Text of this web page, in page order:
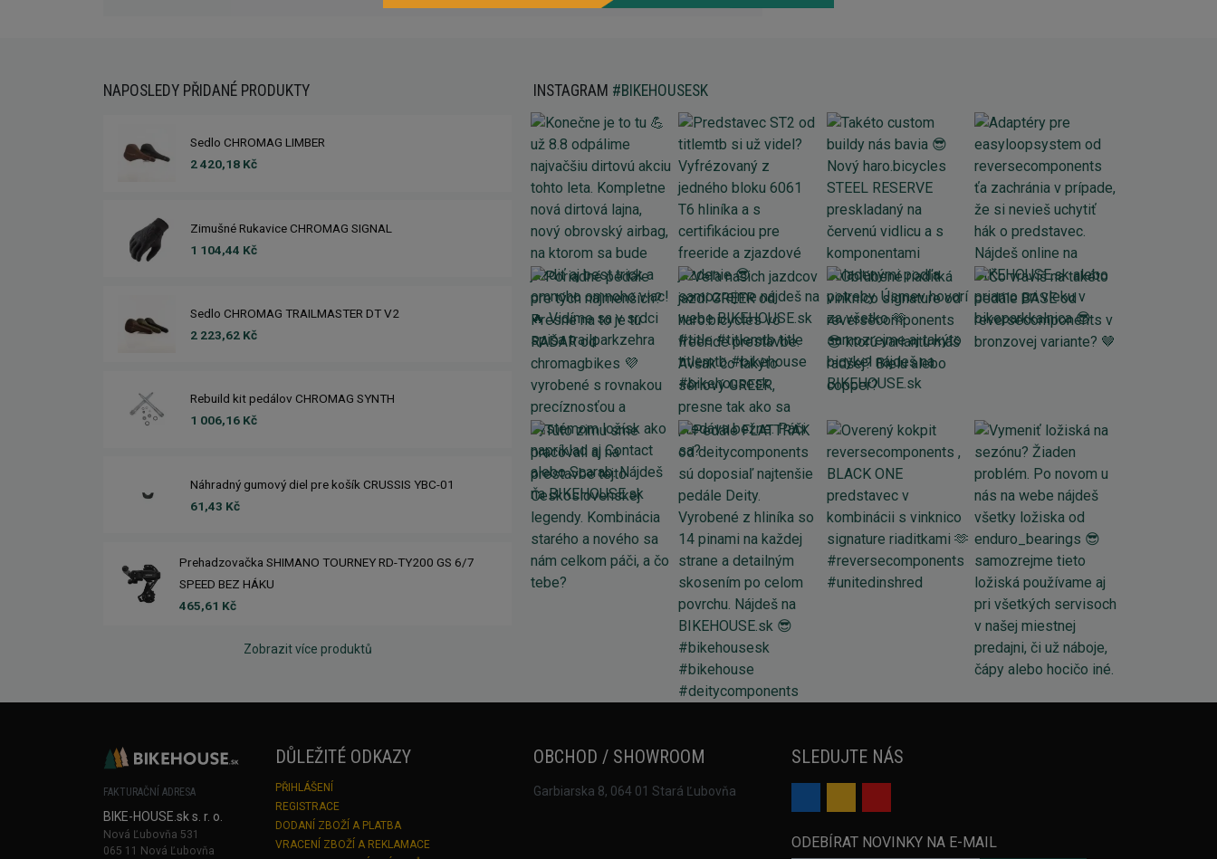
NAPOSLEDY PŘIDANÉ PRODUKTY
Sedlo CHROMAG LIMBER
2 420,18 Kč
Zimušné Rukavice CHROMAG SIGNAL
1 104,44 Kč
Sedlo CHROMAG TRAILMASTER DT V2
2 223,62 Kč
Rebuild kit pedálov CHROMAG SYNTH
1 006,16 Kč
Náhradný gumový diel pre košík CRUSSIS YBC-01
61,43 Kč
Prehadzovačka SHIMANO TOURNEY RD-TY200 GS 6/7
SPEED BEZ HÁKU
465,61 Kč
Zobrazit více produktů
INSTAGRAM #BIKEHOUSESK
FAKTURAČNÍ ADRESA
BIKE-HOUSE.sk s. r. o.
Nová Ľubovňa 531
065 11 Nová Ľubovňa
DŮLEŽITÉ ODKAZY
PŘIHLÁŠENÍ
REGISTRACE
DODANÍ ZBOŽÍ A PLATBA
VRACENÍ ZBOŽÍ A REKLAMACE
OBCHOD / SHOWROOM
Garbiarska 8, 064 01 Stará Ľubovňa
SLEDUJTE NÁS
ODEBÍRAT NOVINKY NA E-MAIL